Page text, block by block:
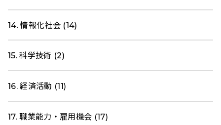
14. 情報化社会 (14)
15. 科学技術 (2)
16. 経済活動 (11)
17. 職業能力・雇用機会 (17)